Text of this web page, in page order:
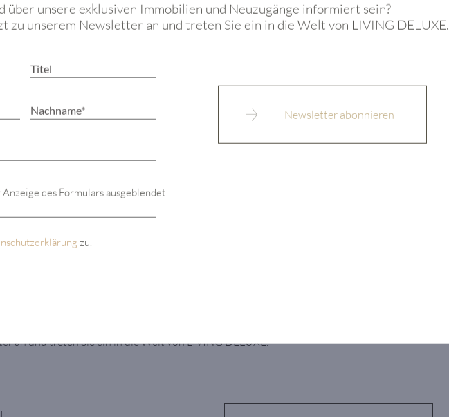
Immobilien und Neuzugänge informiert sein?
an und treten Sie ein in die Welt von LIVING DELUXE.
über unsere exklusiven Immobilien und Neuzugänge informiert sein?
zu unserem Newsletter an und treten Sie ein in die Welt von LIVING DELUXE.
des Formulars ausgeblendet
zu.